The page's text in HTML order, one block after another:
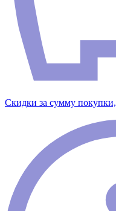
Скидки за сумму